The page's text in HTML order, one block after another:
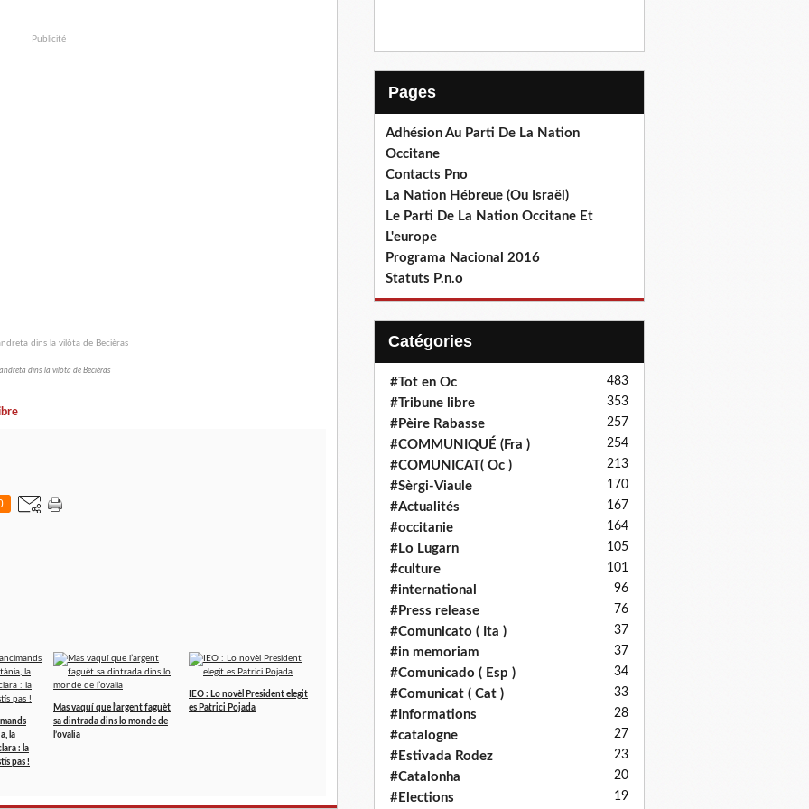
Publicité
dins la vilòta de Becièras
la
: la
pas !
Mas vaquí que l’argent faguèt
sa dintrada dins lo monde de
l’ovalia
IEO : Lo novèl President elegit
es Patrici Pojada
Pages
Adhésion Au Parti De La Nation
Occitane
Contacts Pno
La Nation Hébreue (Ou Israël)
Le Parti De La Nation Occitane Et
L'europe
Programa Nacional 2016
Statuts P.n.o
Catégories
#Tot en Oc 483
#Tribune libre 353
#Pèire Rabasse 257
#COMMUNIQUÉ (Fra ) 254
#COMUNICAT( Oc ) 213
#Sèrgi-Viaule 170
#Actualités 167
#occitanie 164
#Lo Lugarn 105
#culture 101
#international 96
#Press release 76
#Comunicato ( Ita ) 37
#in memoriam 37
#Comunicado ( Esp ) 34
#Comunicat ( Cat ) 33
#Informations 28
#catalogne 27
#Estivada Rodez 23
#Catalonha 20
#Elections 19